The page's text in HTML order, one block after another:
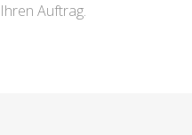
Auftrag.